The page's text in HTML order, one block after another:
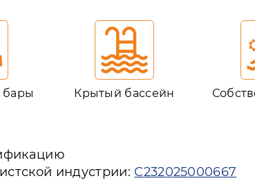
бары Крытый бассейн
индустрии: С232025000667